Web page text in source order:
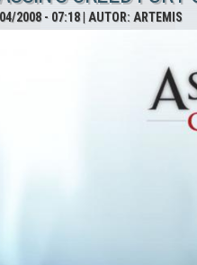
für PC:
2008 - 07:18| AUTOR: ARTEMIS